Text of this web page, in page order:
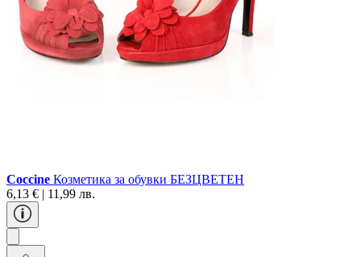
Coccine Козметика за обувки БЕЗЦВЕТЕН
6,13 € | 11,99 лв.